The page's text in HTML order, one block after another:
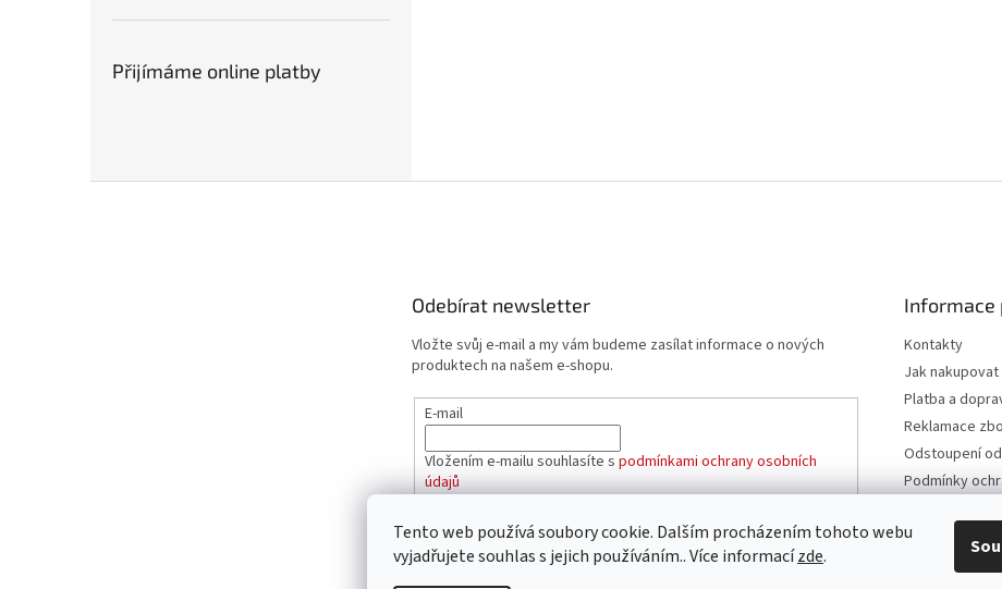
Tento web používá soubory cookie. Dalším procházením tohoto webu
vyjadřujete souhlas s jejich používáním.. Více informacízde.
Přijímáme online platby
Odebírat newsletter
Vložte svůj e-mail a my vám budeme zasílat informace o nových
produktech na našem e-shopu.
E-mail
Vložením e-mailu souhlasíte s podmínkami ochrany osobních
údajů
PŘIHLÁSIT SE
Informace
Kontakty
Jak nakupovat
Platba a
Reklamace
Odstoupení
Podmínky
Obchodní